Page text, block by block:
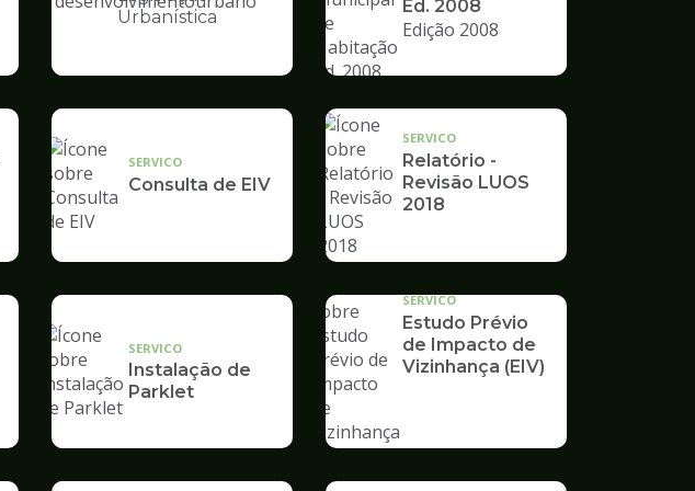
Ilustração
de
Desenvolvimento
Urbanística
Ed. 2008
Edição 2008
SERVICO
Consulta de EIV
SERVICO
Relatório -
Revisão LUOS
2018
SERVICO
Instalação de
Parklet
SERVICO
Estudo Prévio
de Impacto de
Vizinhança (EIV)